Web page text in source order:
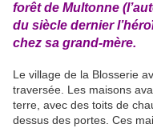
forêt de Multonne
du siècle dernier
chez sa grand-mère.
Le village de la Blosserie
traversée. Les maisons
terre, avec des toits de
dessus des portes. Ces